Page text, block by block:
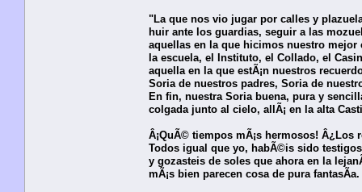
"La que nos vio jugar por calles y
huir ante los guardias, seguir a las
aquellas en la que hicimos nuestro mejor
la escuela, el Instituto, el Collado, el
aquella en la que estÃ¡n nuestros
Soria de nuestros padres, Soria de
En fin, nuestra Soria buena, pura y
colgada junto al cielo, allÃ¡ en la alta
Â¡QuÃ© tiempos mÃ¡s hermosos! Â¿Los
Todos igual que yo, habÃ©is sido
y gozasteis de soles que ahora en la
mÃ¡s bien parecen cosa de pura fantasÃ­a.